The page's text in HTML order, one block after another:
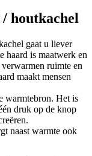
/ houtkachel
gaat u liever
haard is maatwerk en
ruimte en
maakt mensen
warmtebron. Het is
druk op de knop
naast warmte ook